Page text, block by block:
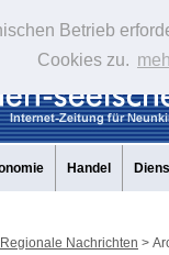
Betrieb
Cookies zu.
Handel
Regionale Nachrichten >